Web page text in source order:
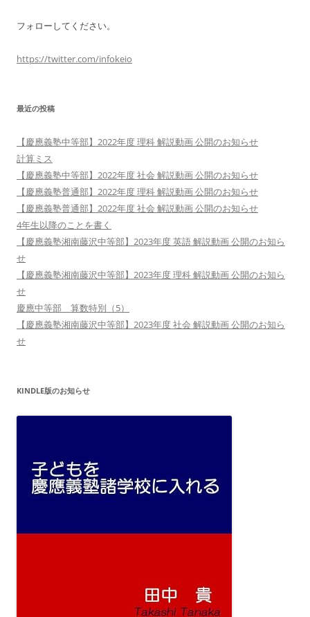
フォローしてください。
https://twitter.com/infokeio
最近の投稿
【慶應義塾中等部】2022年度 理科 解説動画 公開のお知らせ
計算ミス
【慶應義塾中等部】2022年度 社会 解説動画 公開のお知らせ
【慶應義塾普通部】2022年度 理科 解説動画 公開のお知らせ
【慶應義塾普通部】2022年度 社会 解説動画 公開のお知らせ
4年生以降のことを書く
【慶應義塾湘南藤沢中等部】2023年度 英語 解説動画 公開のお知ら
せ
【慶應義塾湘南藤沢中等部】2023年度 理科 解説動画 公開のお知ら
せ
慶應中等部 算数特別（5）
【慶應義塾湘南藤沢中等部】2023年度 社会 解説動画 公開のお知ら
せ
KINDLE版のお知らせ